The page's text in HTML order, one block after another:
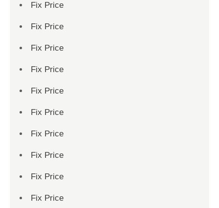
Fix Price
Fix Price
Fix Price
Fix Price
Fix Price
Fix Price
Fix Price
Fix Price
Fix Price
Fix Price